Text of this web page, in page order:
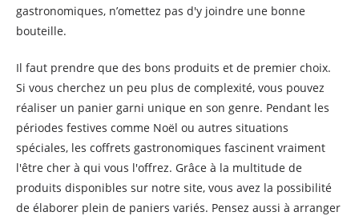
gastronomiques, n’omettez pas d'y joindre une bonne
bouteille.
Il faut prendre que des bons produits et de premier choix.
Si vous cherchez un peu plus de complexité, vous pouvez
réaliser un panier garni unique en son genre. Pendant les
périodes festives comme Noël ou autres situations
spéciales, les coffrets gastronomiques fascinent vraiment
l'être cher à qui vous l'offrez. Grâce à la multitude de
produits disponibles sur notre site, vous avez la possibilité
de élaborer plein de paniers variés. Pensez aussi à arranger